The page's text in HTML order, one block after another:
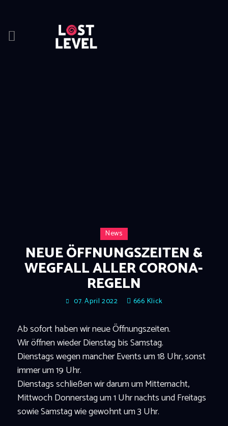
News
NEUE ÖFFNUNGSZEITEN &
WEGFALL ALLER CORONA-
REGELN
07. April 2022 666 Klick
Ab sofort haben wir neue Öffnungszeiten.
Wir öffnen wieder Dienstag bis Samstag.
Dienstags wegen mancher Events um 18 Uhr, sonst
immer um 19 Uhr.
Dienstags schließen wir darum um Mitternacht,
Mittwoch Donnerstag um 1 Uhr nachts und Freitags
sowie Samstag wie gewohnt um 3 Uhr.